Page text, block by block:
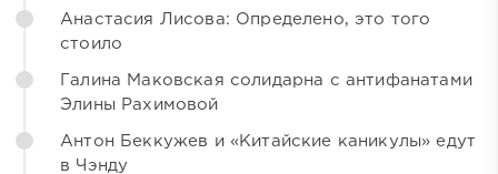
Анастасия Лисова: Определено, это того
стоило
Галина Маковская солидарна с антифанатами
Элины Рахимовой
Антон Беккужев и «Китайские каникулы» едут
в Чэнду